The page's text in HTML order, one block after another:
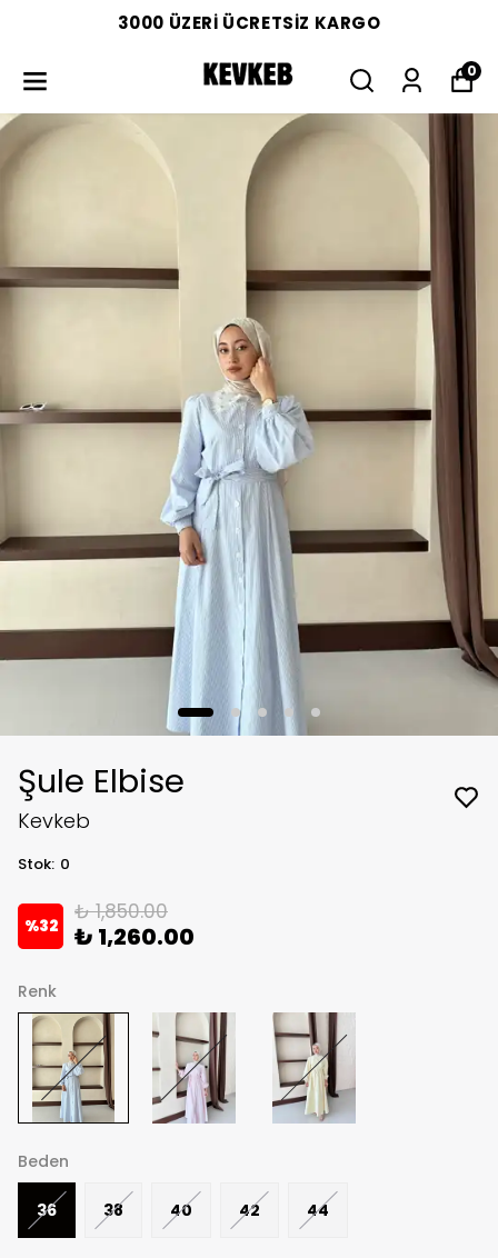
3000 ÜZERİ ÜCRETSİZ KARGO
0
Şule Elbise
Kevkeb
Stok: 0
%32
₺ 1,850.00
₺ 1,260.00
Renk
Beden
36 38 40 42 44